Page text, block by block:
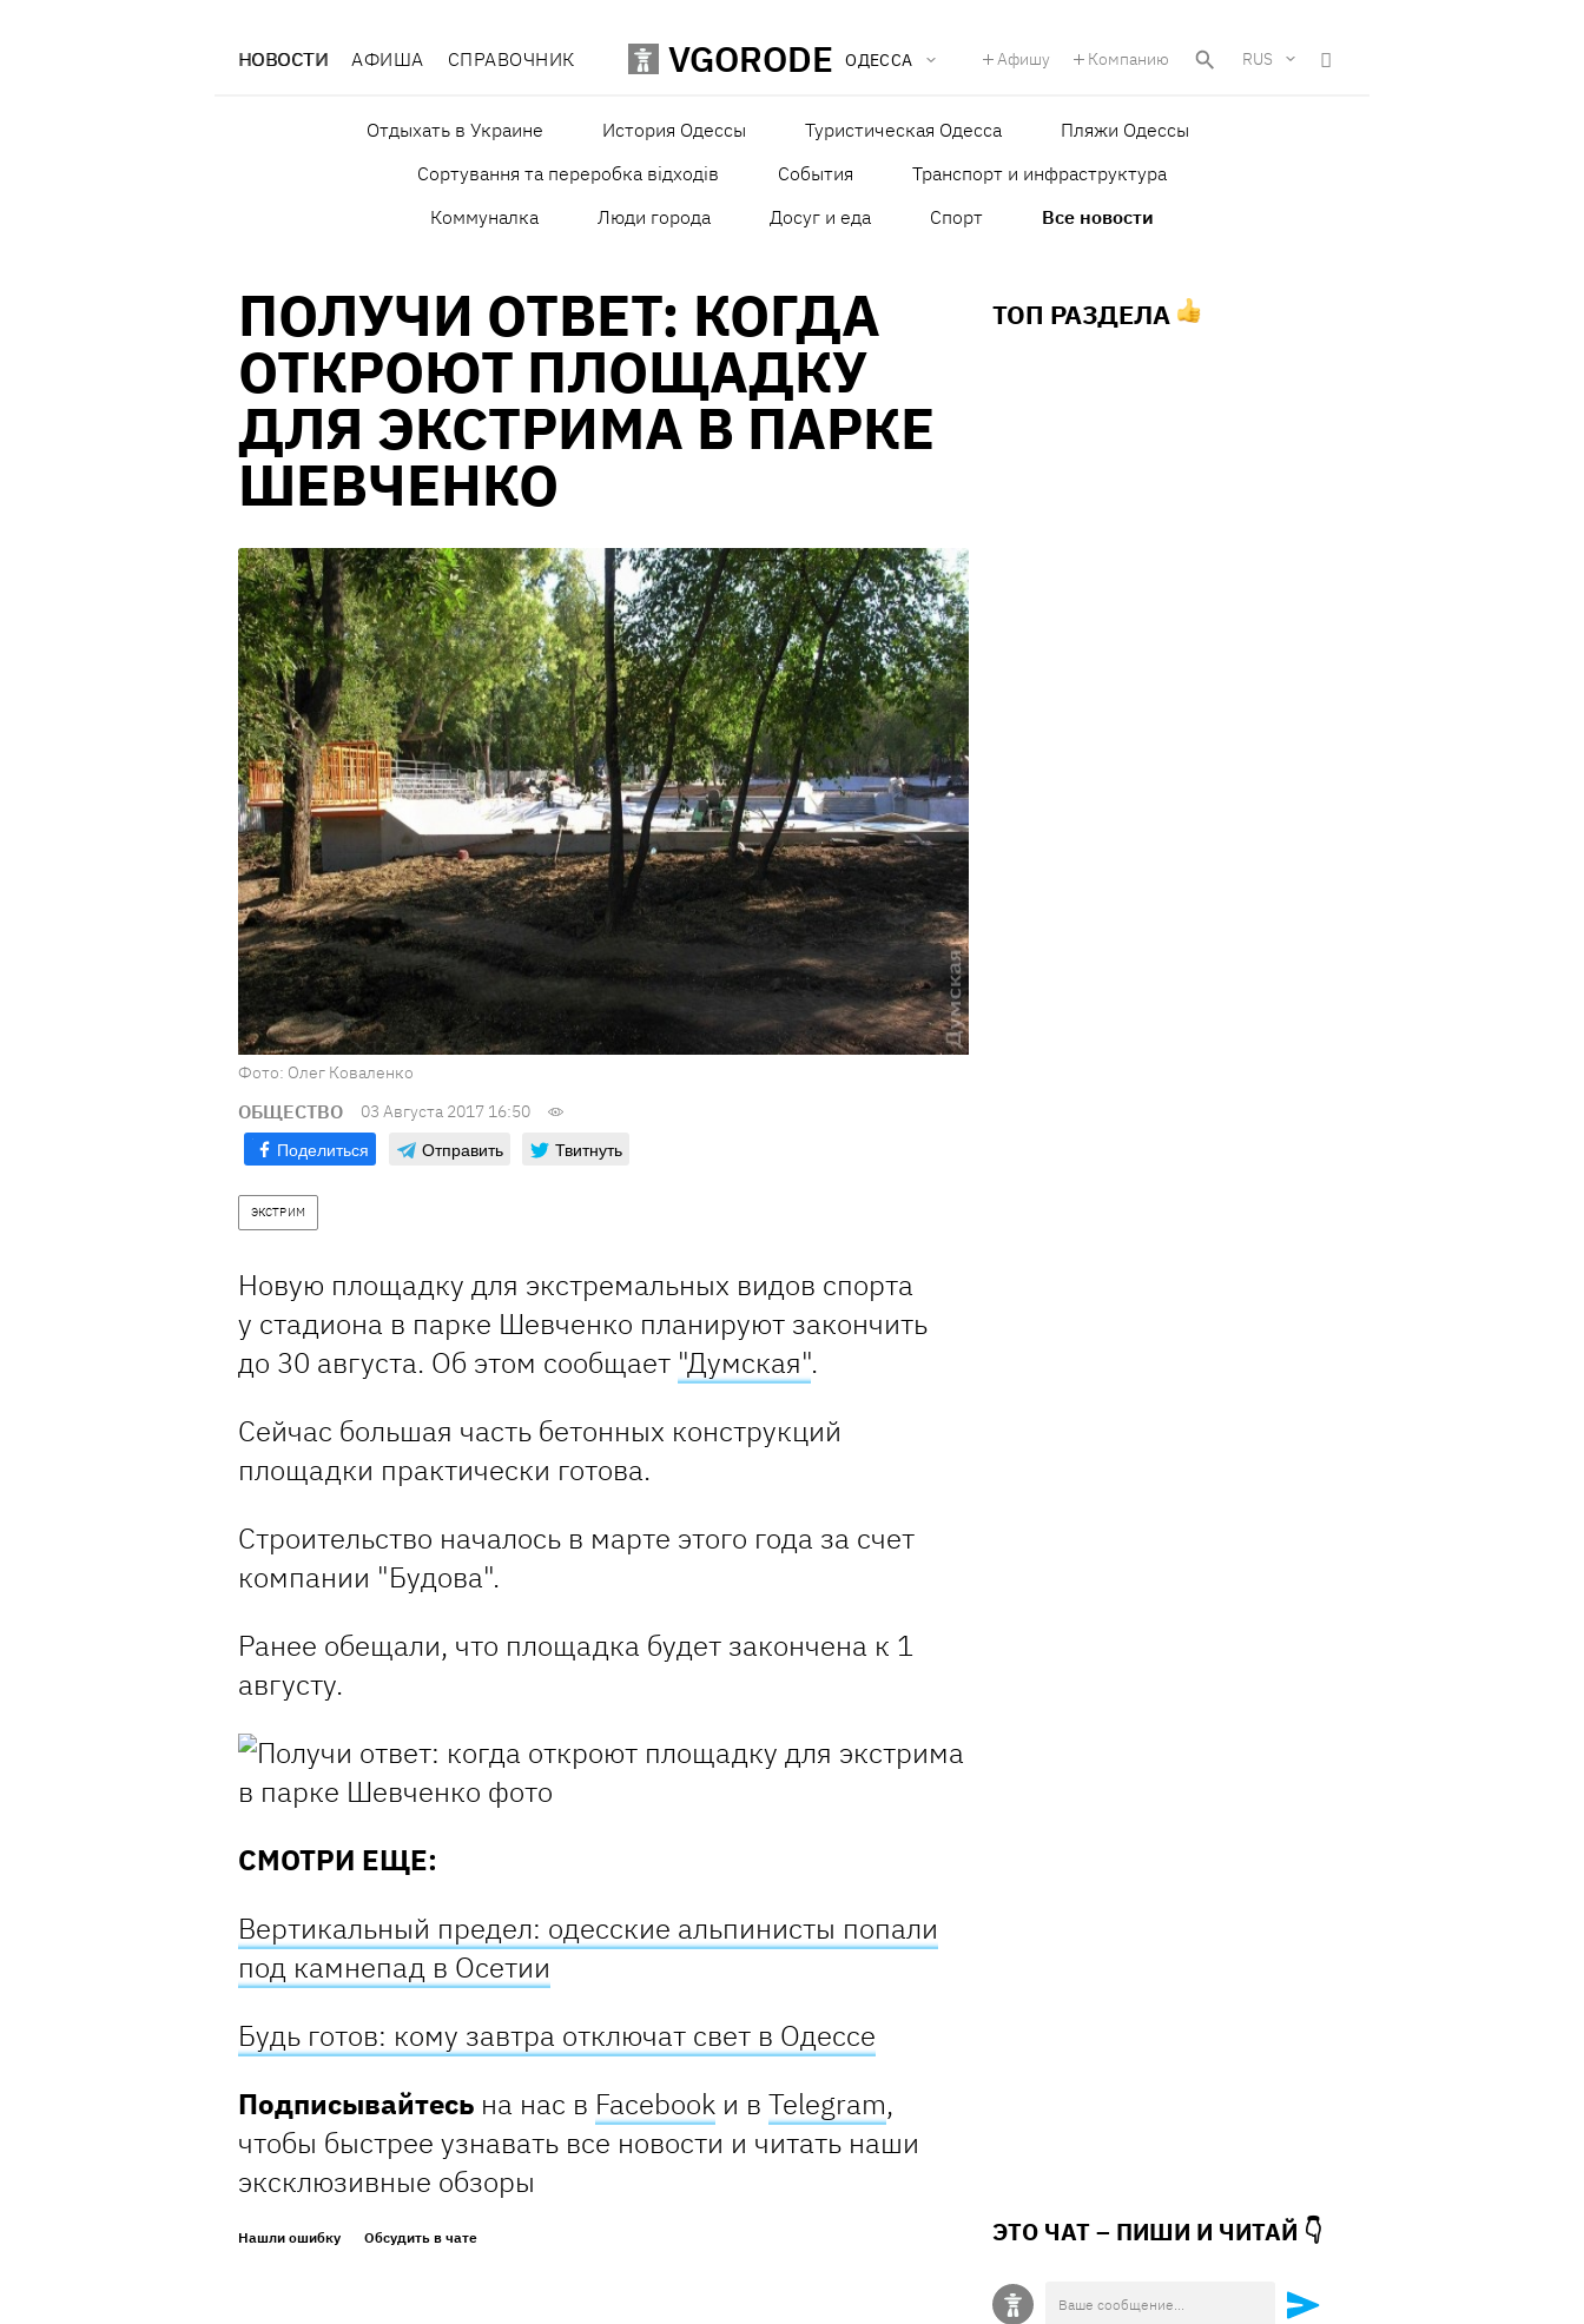
НОВОСТИ АФИША СПРАВОЧНИК VGORODE ОДЕССА Афишу Компанию RUS
Отдыхать в Украине История Одессы Туристическая Одесса
Пляжи Одессы
Сортування та переробка відходів
События
Транспорт и инфраструктура
Коммуналка
Люди города Досуг и еда Спорт Все новости
ПОЛУЧИ ОТВЕТ: КОГДА
ОТКРОЮТ ПЛОЩАДКУ
ДЛЯ ЭКСТРИМА В ПАРКЕ
ШЕВЧЕНКО
Фото: Олег Коваленко
ОБЩЕСТВО 03 Августа 2017 16:50
Поделиться Отправить Твитнуть
ЭКСТРИМ
Новую площадку для экстремальных видов спорта
у стадиона в парке Шевченко планируют закончить
до 30 августа. Об этом сообщает "Думская".
Сейчас большая часть бетонных конструкций
площадки практически готова.
Строительство началось в марте этого года за счет
компании "Будова".
Ранее обещали, что площадка будет закончена к 1
августу.
СМОТРИ ЕЩЕ:
Вертикальный предел: одесские альпинисты попали
под камнепад в Осетии
Будь готов: кому завтра отключат свет в Одессе
Подписывайтесь на нас в Facebook и в Telegram,
чтобы быстрее узнавать все новости и читать наши
эксклюзивные обзоры
Нашли ошибку Обсудить в чате
ТОП РАЗДЕЛА
ЭТО ЧАТ – ПИШИ И ЧИТАЙ 👇